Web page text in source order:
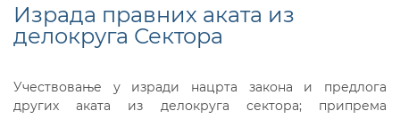
Израда правних аката из
делокруга Сектора
Учествовање у изради нацрта закона и предлога
других аката из делокруга сектора; припрема